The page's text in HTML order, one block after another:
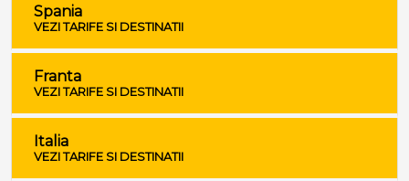
Spania
VEZI TARIFE SI DESTINATII
Franta
VEZI TARIFE SI DESTINATII
Italia
VEZI TARIFE SI DESTINATII